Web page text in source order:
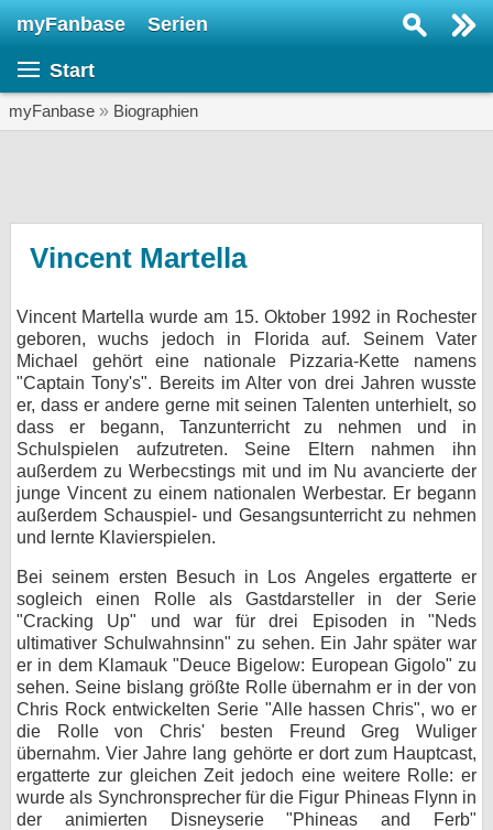
myFanbase Serien
Start
myFanbase » Biographien
Vincent Martella
Vincent Martella wurde am 15. Oktober 1992 in Rochester
geboren, wuchs jedoch in Florida auf. Seinem Vater
Michael gehört eine nationale Pizzaria-Kette namens
"Captain Tony's". Bereits im Alter von drei Jahren wusste
er, dass er andere gerne mit seinen Talenten unterhielt, so
dass er begann, Tanzunterricht zu nehmen und in
Schulspielen aufzutreten. Seine Eltern nahmen ihn
außerdem zu Werbecstings mit und im Nu avancierte der
junge Vincent zu einem nationalen Werbestar. Er begann
außerdem Schauspiel- und Gesangsunterricht zu nehmen
und lernte Klavierspielen.
Bei seinem ersten Besuch in Los Angeles ergatterte er
sogleich einen Rolle als Gastdarsteller in der Serie
"Cracking Up" und war für drei Episoden in "Neds
ultimativer Schulwahnsinn" zu sehen. Ein Jahr später war
er in dem Klamauk "Deuce Bigelow: European Gigolo" zu
sehen. Seine bislang größte Rolle übernahm er in der von
Chris Rock entwickelten Serie "Alle hassen Chris", wo er
die Rolle von Chris' besten Freund Greg Wuliger
übernahm. Vier Jahre lang gehörte er dort zum Hauptcast,
ergatterte zur gleichen Zeit jedoch eine weitere Rolle: er
wurde als Synchronsprecher für die Figur Phineas Flynn in
der animierten Disneyserie "Phineas and Ferb"
KULTUR
Specials
SERVICE
Gewinnspiele
Forum
bei X
bei Facebook
Kontakt
Nutzungsbedingungen
Datenschutz
Cookie-Einstellungen